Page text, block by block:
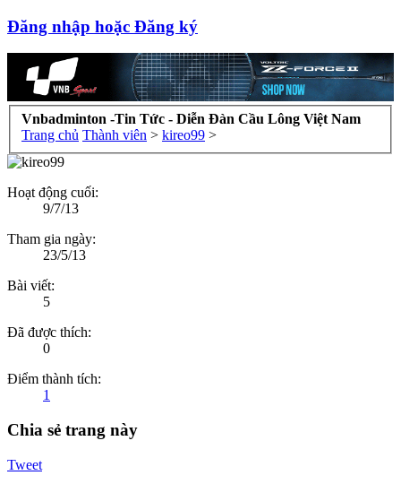
Đăng nhập hoặc Đăng ký
Vnbadminton -Tin Tức - Diễn Đàn Cầu Lông Việt Nam
Trang chủ Thành viên > kireo99 >
Hoạt động cuối:
9/7/13
Tham gia ngày:
23/5/13
Bài viết:
5
Đã được thích:
0
Điểm thành tích:
1
Chia sẻ trang này
Tweet